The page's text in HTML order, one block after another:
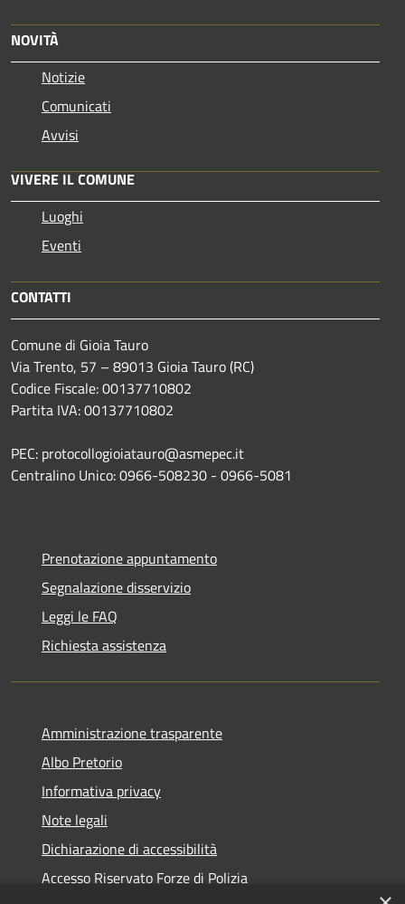
NOVITÀ
Notizie
Comunicati
Avvisi
VIVERE IL COMUNE
Luoghi
Eventi
CONTATTI
Comune di Gioia Tauro
Via Trento, 57 – 89013 Gioia Tauro (RC)
Codice Fiscale: 00137710802
Partita IVA: 00137710802
PEC: protocollogioiatauro@asmepec.it
Centralino Unico: 0966-508230 - 0966-5081
Prenotazione appuntamento
Segnalazione disservizio
Leggi le FAQ
Richiesta assistenza
Amministrazione trasparente
Albo Pretorio
Informativa privacy
Note legali
Dichiarazione di accessibilità
Accesso Riservato Forze di Polizia